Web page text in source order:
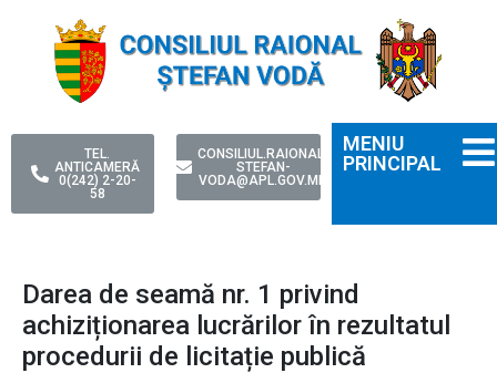
TEL.
ANTICAMERĂ
0(242) 2-20-
58
CONSILIUL.RAIONAL-
STEFAN-
VODA@APL.GOV.MD
MENIU
PRINCIPAL
Darea de seamă nr. 1 privind
achiziționarea lucrărilor în rezultatul
procedurii de licitație publică